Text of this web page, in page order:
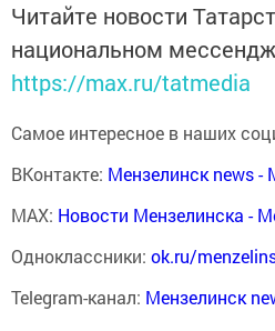
Читайте новости
национальном
https://max.ru/tatmedia
Самое интересное в наших
ВКонтакте: Мензелинск news -
MAX: Новости Мензелинска -
Одноклассники: ok.ru/
Telegram-канал: Мензелинск